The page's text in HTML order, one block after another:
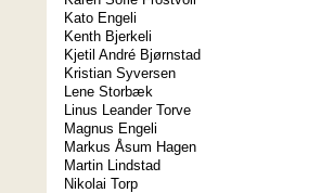
Kato Engeli
Kenth Bjerkeli
Kjetil André Bjørnstad
Kristian Syversen
Lene Storbæk
Linus Leander Torve
Magnus Engeli
Markus Åsum Hagen
Martin Lindstad
Nikolai Torp